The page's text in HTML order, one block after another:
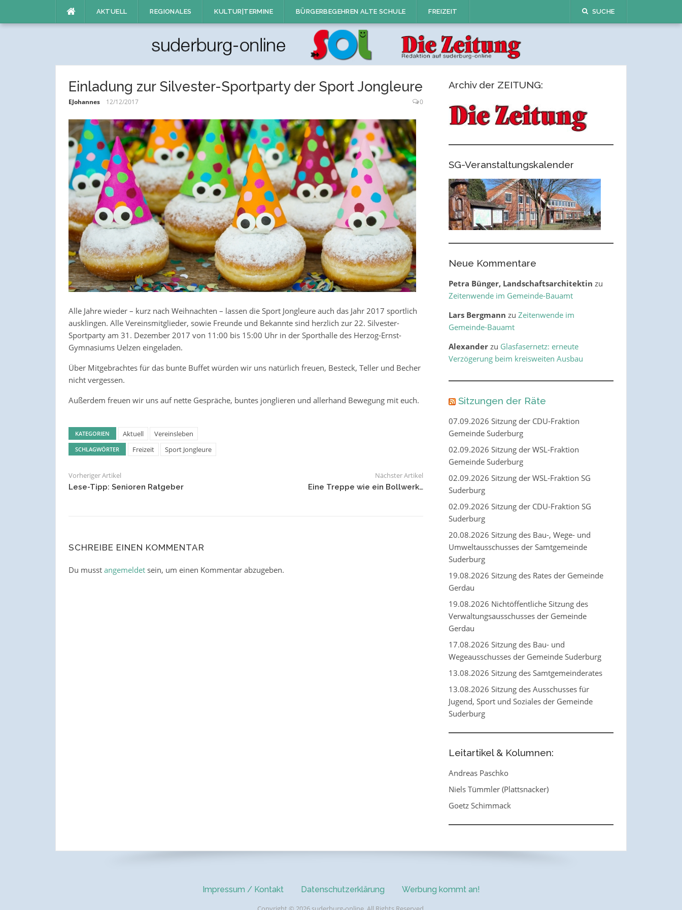
AKTUELL REGIONALES KULTUR|TERMINE BÜRGERBEGEHREN ALTE SCHULE FREIZEIT SUCHE
Einladung zur Silvester-Sportparty der Sport Jongleure
EJohannes 12/12/2017 0
Alle Jahre wieder – kurz nach Weihnachten – lassen die Sport Jongleure auch das Jahr 2017 sportlich
ausklingen. Alle Vereinsmitglieder, sowie Freunde und Bekannte sind herzlich zur 22. Silvester-
Sportparty am 31. Dezember 2017 von 11:00 bis 15:00 Uhr in der Sporthalle des Herzog-Ernst-
Gymnasiums Uelzen eingeladen.
Über Mitgebrachtes für das bunte Buffet würden wir uns natürlich freuen, Besteck, Teller und Becher
nicht vergessen.
Außerdem freuen wir uns auf nette Gespräche, buntes jonglieren und allerhand Bewegung mit euch.
KATEGORIEN Aktuell Vereinsleben
SCHLAGWÖRTER Freizeit Sport Jongleure
Vorheriger Artikel
Lese-Tipp: Senioren Ratgeber
Nächster Artikel
Eine Treppe wie ein Bollwerk…
SCHREIBE EINEN KOMMENTAR
Du musst angemeldetsein, um einen Kommentar abzugeben.
Archiv der ZEITUNG:
SG-Veranstaltungskalender
Neue Kommentare
Petra Bünger, Landschaftsarchitektin zu
Zeitenwende im Gemeinde-Bauamt
Lars Bergmann zu Zeitenwende im
Gemeinde-Bauamt
Alexanderzu Glasfasernetz: erneute
Verzögerung beim kreisweiten Ausbau
Sitzungen der Räte
07.09.2026 Sitzung der CDU-Fraktion
Gemeinde Suderburg
02.09.2026 Sitzung der WSL-Fraktion
Gemeinde Suderburg
02.09.2026 Sitzung der WSL-Fraktion SG
Suderburg
02.09.2026 Sitzung der CDU-Fraktion SG
Suderburg
20.08.2026 Sitzung des Bau-, Wege- und
Umweltausschusses der Samtgemeinde
Suderburg
19.08.2026 Sitzung des Rates der Gemeinde
Gerdau
19.08.2026 Nichtöffentliche Sitzung des
Verwaltungsausschusses der Gemeinde
Gerdau
17.08.2026 Sitzung des Bau- und
Wegeausschusses der Gemeinde Suderburg
13.08.2026 Sitzung des Samtgemeinderates
13.08.2026 Sitzung des Ausschusses für
Jugend, Sport und Soziales der Gemeinde
Suderburg
Leitartikel & Kolumnen:
Andreas Paschko
Niels Tümmler (Plattsnacker)
Goetz Schimmack
Impressum / Kontakt Datenschutzerklärung Werbung kommt an!